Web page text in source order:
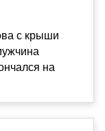
с крыши
на